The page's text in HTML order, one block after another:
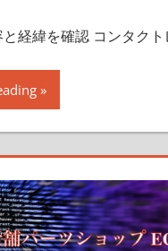
経緯を確認 コンタクト